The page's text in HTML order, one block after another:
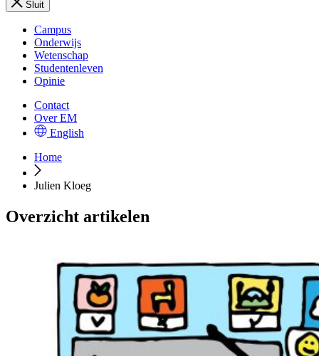
Sluit
Campus
Onderwijs
Wetenschap
Studentenleven
Opinie
Contact
Over EM
English
Home
Julien Kloeg
Overzicht artikelen